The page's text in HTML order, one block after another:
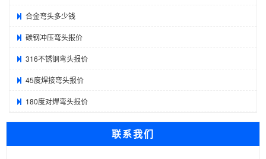
合金弯头多少钱
碳钢冲压弯头报价
316不锈钢弯头报价
45度焊接弯头报价
180度对焊弯头报价
联系我们